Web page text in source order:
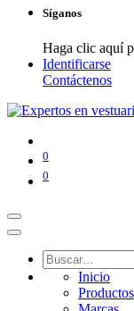
Síganos
Haga clic aquí
Identificarse
Contáctenos
0
0
Inicio
Productos